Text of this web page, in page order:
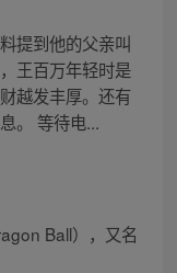
提到他的父亲叫
王百万年轻时是
越发丰厚。还有
。 等待电...
Ball），又名